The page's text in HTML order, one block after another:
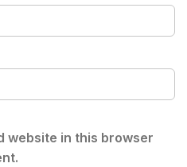
website in this browser